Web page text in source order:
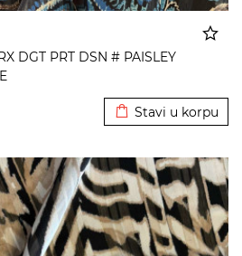
DGT PRT DSN # PAISLEY
Stavi u korpu